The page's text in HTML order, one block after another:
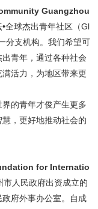
Guangzhou
全球杰出青年社区（Gl
分支机构。我们希望可
出青年，通过各种社会
活力，为地区带来更
的青年才俊产生更多
，更好地推动社会的
for Internatio
市人民政府出资成立的
府外事办公室。自成